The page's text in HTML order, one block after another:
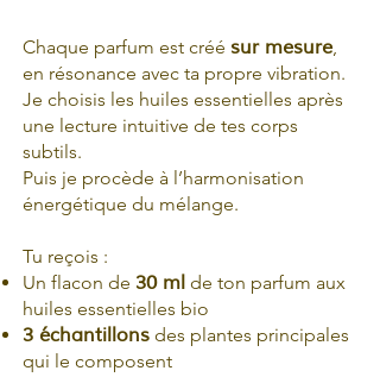
Chaque parfum est créé sur mesure,
en résonance avec ta propre vibration.
Je choisis les huiles essentielles après
une lecture intuitive de tes corps
subtils.
Puis je procède à l’harmonisation
énergétique du mélange.
Tu reçois :
Un flacon de 30 ml de ton parfum aux
huiles essentielles bio
3 échantillons des plantes principales
qui le composent